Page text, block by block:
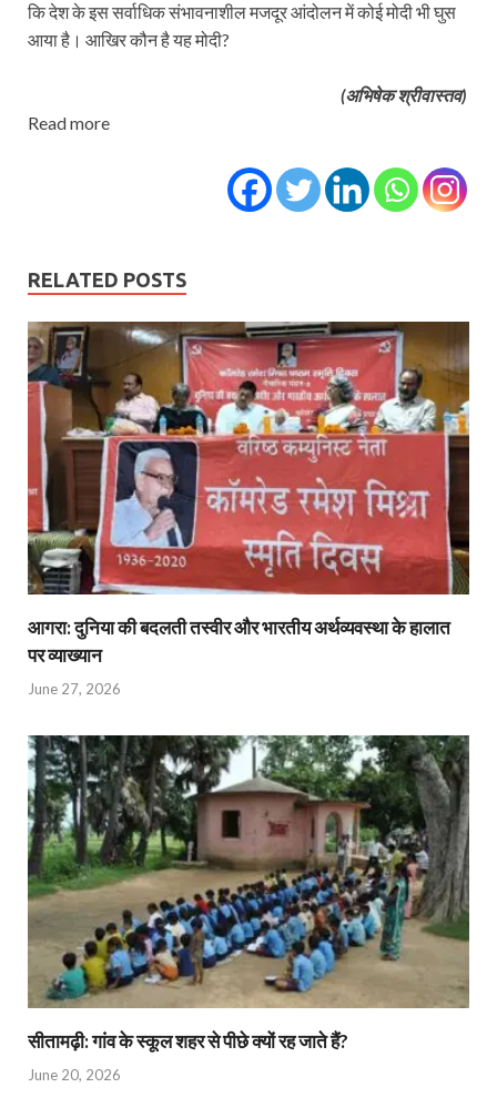
कि देश के इस सर्वाधिक संभावनाशील मजदूर आंदोलन में कोई मोदी भी घुस
आया है। आखिर कौन है यह मोदी?
(अभिषेक श्रीवास्‍तव)
Read more
RELATED POSTS
आगरा: दुनिया की बदलती तस्वीर और भारतीय अर्थव्यवस्था के हालात
पर व्याख्यान
June 27, 2026
सीतामढ़ी: गांव के स्कूल शहर से पीछे क्यों रह जाते हैं?
June 20, 2026